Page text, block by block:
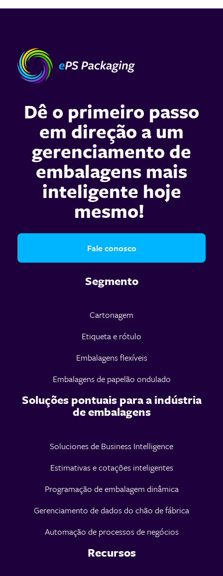
Dê o primeiro passo
em direção a um
gerenciamento de
embalagens mais
inteligente hoje
mesmo!
Fale conosco
Segmento
Cartonagem
Etiqueta e rótulo
Embalagens flexíveis
Embalagens de papelão ondulado
Soluções pontuais para a indústria
de embalagens
Soluciones de Business Intelligence
Estimativas e cotações inteligentes
Programação de embalagem dinâmica
Gerenciamento de dados do chão de fábrica
Automação de processos de negócios
Recursos